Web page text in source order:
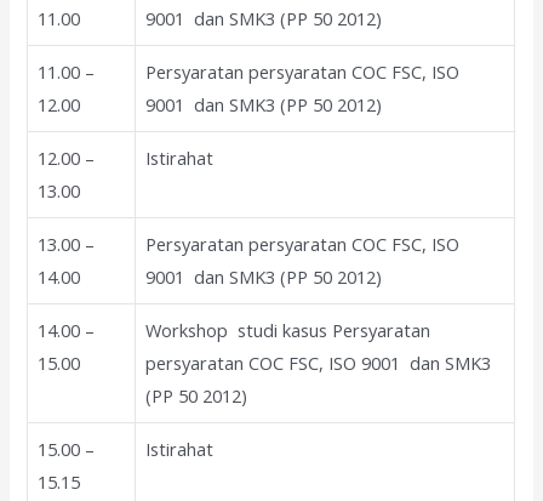
11.00
9001 dan SMK3 (PP 50 2012)
11.00 –
12.00
Persyaratan persyaratan COC FSC, ISO
9001 dan SMK3 (PP 50 2012)
12.00 –
13.00
Istirahat
13.00 –
14.00
Persyaratan persyaratan COC FSC, ISO
9001 dan SMK3 (PP 50 2012)
14.00 –
15.00
Workshop studi kasus Persyaratan
persyaratan COC FSC, ISO 9001 dan SMK3
(PP 50 2012)
15.00 –
15.15
Istirahat